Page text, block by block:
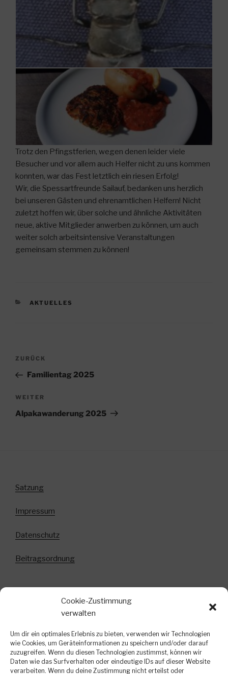
Cookie-Zustimmung
verwalten
Um dir ein optimales Erlebnis zu bieten, verwenden wir Technologien
wie Cookies, um Geräteinformationen zu speichern und/oder darauf
zuzugreifen. Wenn du diesen Technologien zustimmst, können wir
Daten wie das Surfverhalten oder eindeutige IDs auf dieser Website
verarbeiten. Wenn du deine Zustimmung nicht erteilst oder
Trotz den Pfingstferien, wegen denen leider viele
Besucher und vor allem auch Helfer nicht zu uns kommen
konnten, war das Fest letztlich ein riesen Erfolg!
Wir, die Spessartfreunde Sailauf, bedanken uns herzlich
bei unseren Gästen und ehrenamtlichen Helfern! Nicht
zuletzt hoffen wir, über solche und ähnliche Aktivitäten
neue, aktive Mitglieder anwerben zu können, um auch
weiter solch arbeitsintensive Veranstaltungen
gemeinsam stemmen zu können!
KATEGORIEN
AKTUELLES
Beitragsnavigation
Vorheriger
Beitrag
ZURÜCK
Familientag 2025
Nächster
Beitrag
WEITER
Alpakawanderung 2025
Satzung
Impressum
Datenschutz
Beitragsordnung
Anmeldung zum Newsletter!
In diesem Newsletter informieren wir über
bevorstehende Veranstaltungen, kurzfristige
Terminänderungen und weitere interessante
Neuigkeiten. Eine Abmeldung ist jederzeit kostenlos